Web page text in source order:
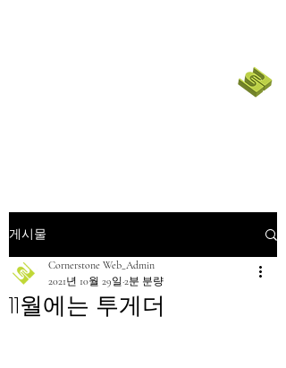
게시물
11월에는 투게더
Cornerstone Web_Admin
2021년 10월 29일 2분 분량